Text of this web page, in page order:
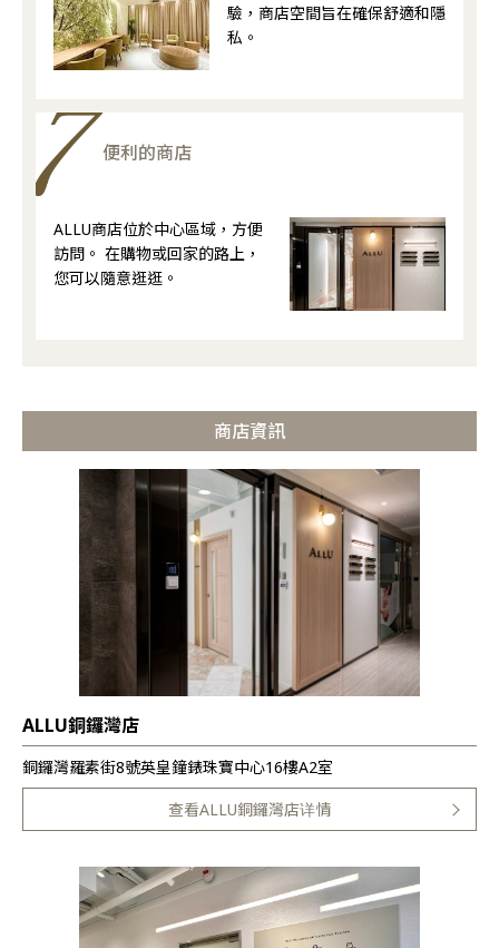
驗，商店空間旨在確保舒適和隱
私。
便利的商店
ALLU商店位於中心區域，方便
訪問。 在購物或回家的路上，
您可以隨意逛逛。
商店資訊
ALLU銅鑼灣店
銅鑼灣羅素街8號英皇鐘錶珠寶中心16樓A2室
查看ALLU銅鑼灣店详情